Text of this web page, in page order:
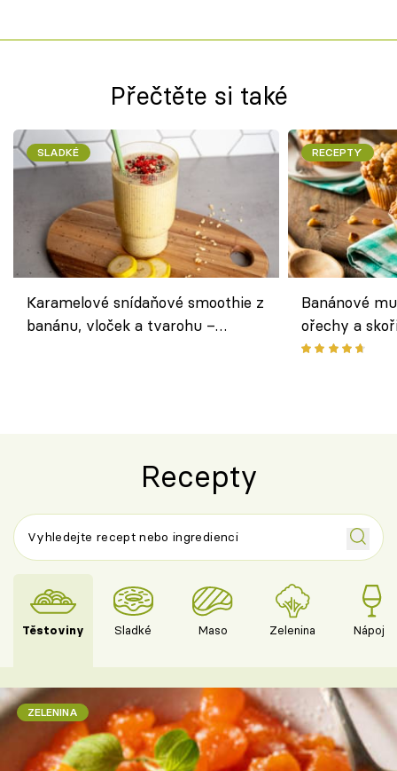
Přečtěte si také
SLADKÉ
Karamelové snídaňové smoothie z
banánu, vloček a tvarohu –
RECEPTY
Banánové
ořechy a
Recepty
Těstoviny Sladké Maso Zelenina Nápoje
ZELENINA